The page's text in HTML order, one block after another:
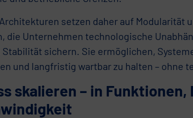
setzen daher auf Modularität
die Unternehmen technologische
sichern. Sie ermöglichen,
und langfristig wartbar zu halten – ohne
skalieren – in Funktionen,